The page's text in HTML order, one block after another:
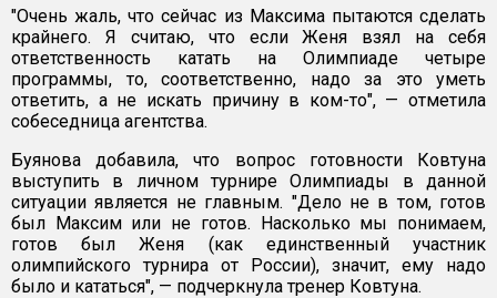
"Очень жаль, что сейчас из Максима пытаются сделать
крайнего. Я считаю, что если Женя взял на себя
ответственность катать на Олимпиаде четыре
программы, то, соответственно, надо за это уметь
ответить, а не искать причину в ком-то", — отметила
собеседница агентства.
Буянова добавила, что вопрос готовности Ковтуна
выступить в личном турнире Олимпиады в данной
ситуации является не главным. "Дело не в том, готов
был Максим или не готов. Насколько мы понимаем,
готов был Женя (как единственный участник
олимпийского турнира от России), значит, ему надо
было и кататься", — подчеркнула тренер Ковтуна.